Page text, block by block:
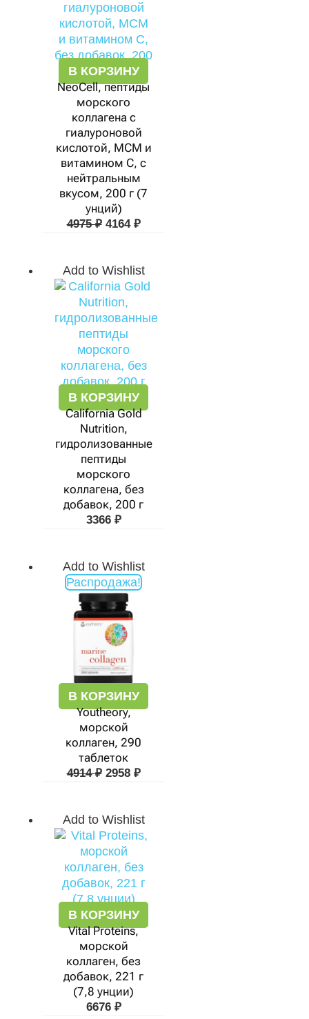
В КОРЗИНУ
NeoCell, пептиды
морского
коллагена с
гиалуроновой
кислотой, МСМ и
витамином C, с
нейтральным
вкусом, 200 г (7
унций)
4975₽ 4164 ₽
Add to Wishlist
В КОРЗИНУ
California Gold
Nutrition,
гидролизованные
пептиды
морского
коллагена, без
добавок, 200 г
3366 ₽
Add to Wishlist
Распродажа!
В КОРЗИНУ
Youtheory,
морской
коллаген, 290
таблеток
4914₽
Первоначальная
цена
составляла
4914 ₽.
2958 ₽
Текущая
цена:
Add to Wishlist
В КОРЗИНУ
Vital Proteins,
морской
коллаген, без
добавок, 221 г
(7,8 унции)
6676 ₽